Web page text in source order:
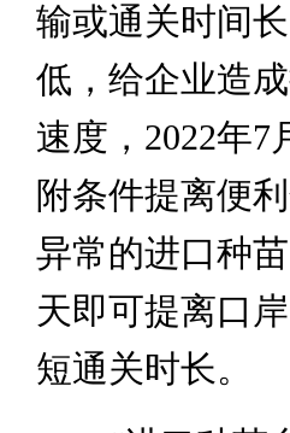
输或通关时间
低，给企业造
速度，2022年
附条件提离便
异常的进口种
天即可提离口
短通关时长。